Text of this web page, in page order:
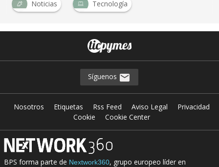
Noticias Tecnología
Síguenos
Nosotros Etiquetas Rss Feed Aviso Legal
Privacidad
Cookie
Cookie Center
BPS forma parte de Nextwork360, grupo europeo líder en